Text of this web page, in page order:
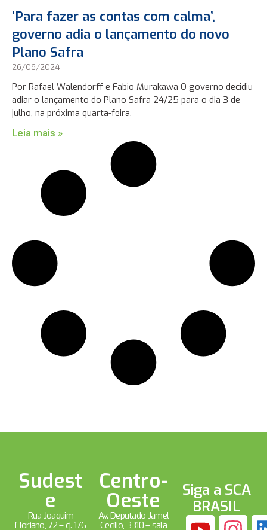
‘Para fazer as contas com calma’,
governo adia o lançamento do novo
Plano Safra
26/06/2024
Por Rafael Walendorff e Fabio Murakawa O governo decidiu
adiar o lançamento do Plano Safra 24/25 para o dia 3 de
julho, na próxima quarta-feira.
Leia mais »
Sudest
e
Rua Joaquim
Floriano, 72 – cj. 176
Centro-
Oeste
Av. Deputado Jamel
Cecílio, 3310 – sala
Siga a SCA
BRASIL